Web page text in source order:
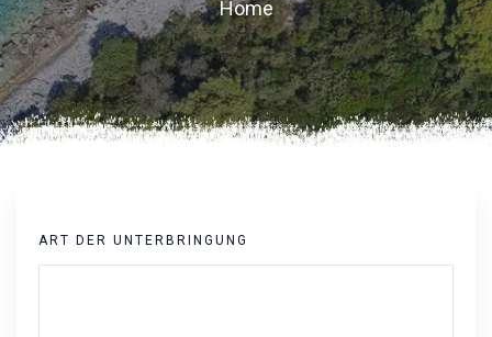
Home
ART DER UNTERBRINGUNG